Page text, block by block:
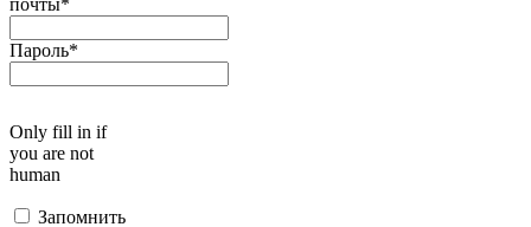
Пароль*
Only fill in if
you are not
human
Запомнить